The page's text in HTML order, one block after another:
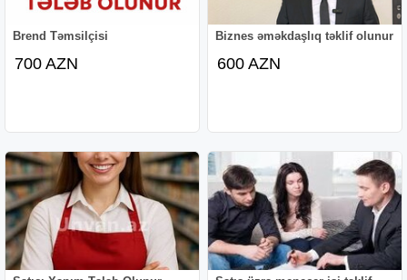
Brend Təmsilçisi
700 AZN
Biznes əməkdaşlıq təklif olunur
600 AZN